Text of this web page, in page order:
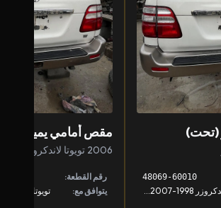
(تحت)
48069-60010
مقص أمامي يمين
2006 تويوتا لاندكروزر
رقم القطعة:
يتوافق مع: